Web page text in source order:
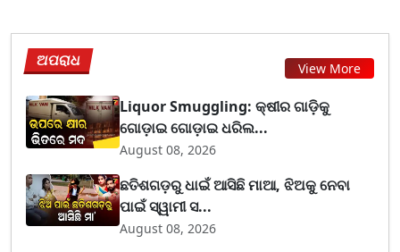
ଅପରାଧ View More
Liquor Smuggling: କ୍ଷୀର ଗାଡ଼ିକୁ
ଗୋଡ଼ାଇ ଗୋଡ଼ାଇ ଧରିଲ...
August 08, 2026
ଛତିଶଗଡ଼ରୁ ଧାଇଁ ଆସିଛି ମାଆ, ଝିଅକୁ ନେବା
ପାଇଁ ସ୍ୱାମୀ ସ...
August 08, 2026